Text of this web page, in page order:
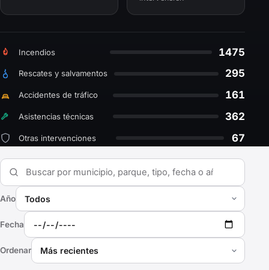
Incendios 1475
Rescates y salvamentos 295
Accidentes de tráfico 161
Asistencias técnicas 362
Otras intervenciones 67
Año
Fecha
Ordenar